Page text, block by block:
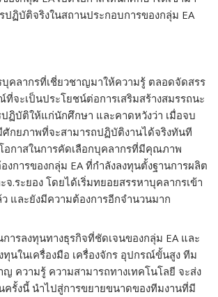
ปฏิบัติจริงในสถานประกอบการของกลุ่ม EA
บุคลากรที่เชี่ยวชาญมาให้ความรู้ ตลอดจัดสรร
จะเป็นประโยชน์ต่อการเสริมสร้างสมรรถนะ
ปฏิบัติให้แก่นักศึกษา และคาดหวังว่า เมื่อจบ
ศักยภาพที่จะสามารถปฏิบัติงานได้จริงทันที
อกาสในการคัดเลือกบุคลากรที่มีคุณภาพ
การของกลุ่ม EA ที่กำลังลงทุนตั้งฐานการผลิต
จ.ระยอง โดยได้เริ่มทยอยสรรหาบุคลากรเข้า
และยังมีความต้องการอีกจำนวนมาก
ารลงทุนทางธุรกิจที่ชัดเจนของกลุ่ม EA และ
ทุนในเครื่องมือ เครื่องจักร อุปกรณ์ขั้นสูง ทีม
ความรู้ ความสามารถทางเทคโนโลยี จะส่ง
ครั้งนี้ นำไปสู่การขยายขนาดของทีมงานที่มี